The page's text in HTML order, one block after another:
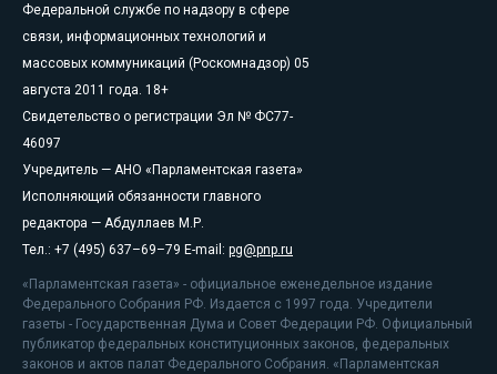
Федеральной службе по надзору в сфере
связи, информационных технологий и
массовых коммуникаций (Роскомнадзор) 05
августа 2011 года. 18+
Свидетельство о регистрации Эл № ФС77-
46097
Учредитель — АНО «Парламентская газета»
Исполняющий обязанности главного
редактора — Абдуллаев М.Р.
Тел.: +7 (495) 637–69–79 E-mail: pg@pnp.ru
«Парламентская газета» - официальное еженедельное издание
Федерального Собрания РФ. Издается с 1997 года. Учредители
газеты - Государственная Дума и Совет Федерации РФ. Официальный
публикатор федеральных конституционных законов, федеральных
законов и актов палат Федерального Собрания. «Парламентская